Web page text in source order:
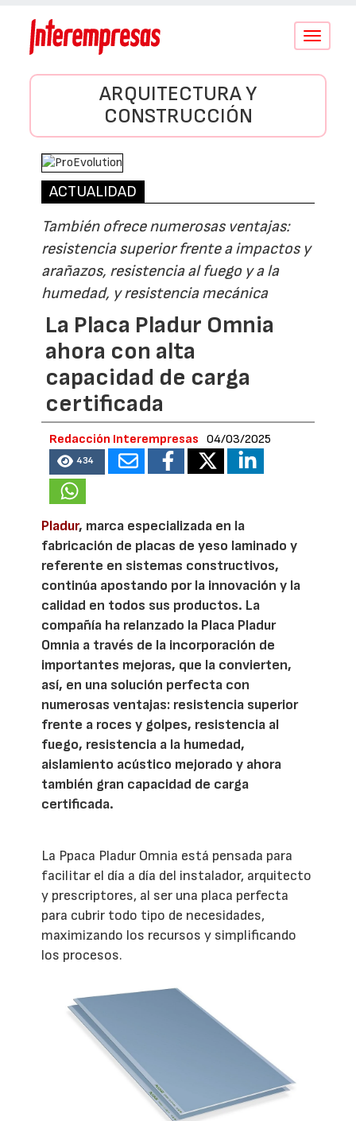
Conmutar
ARQUITECTURA Y
CONSTRUCCIÓN
ACTUALIDAD
También ofrece numerosas ventajas:
resistencia superior frente a impactos y
arañazos, resistencia al fuego y a la
humedad, y resistencia mecánica
La Placa Pladur Omnia
ahora con alta
capacidad de carga
certificada
Redacción Interempresas 04/03/2025
434
Pladur, marca especializada en la
fabricación de placas de yeso laminado y
referente en sistemas constructivos,
continúa apostando por la innovación y la
calidad en todos sus productos. La
compañía ha relanzado la Placa Pladur
Omnia a través de la incorporación de
importantes mejoras, que la convierten,
así, en una solución perfecta con
numerosas ventajas: resistencia superior
frente a roces y golpes, resistencia al
fuego, resistencia a la humedad,
aislamiento acústico mejorado y ahora
también gran capacidad de carga
certificada.
La Ppaca Pladur Omnia está pensada para
facilitar el día a día del instalador, arquitecto
y prescriptores, al ser una placa perfecta
para cubrir todo tipo de necesidades,
maximizando los recursos y simplificando
los procesos.